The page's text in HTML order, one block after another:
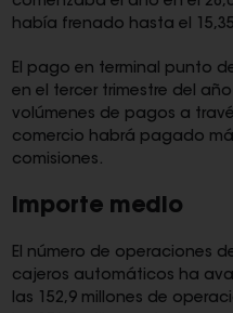
había frenado hasta el
El pago en terminal punto
en el tercer trimestre del
volúmenes de pagos a
comercio habrá pagado
comisiones.
Importe medio
El número de operaciones
cajeros automáticos ha
las 152,9 millones de